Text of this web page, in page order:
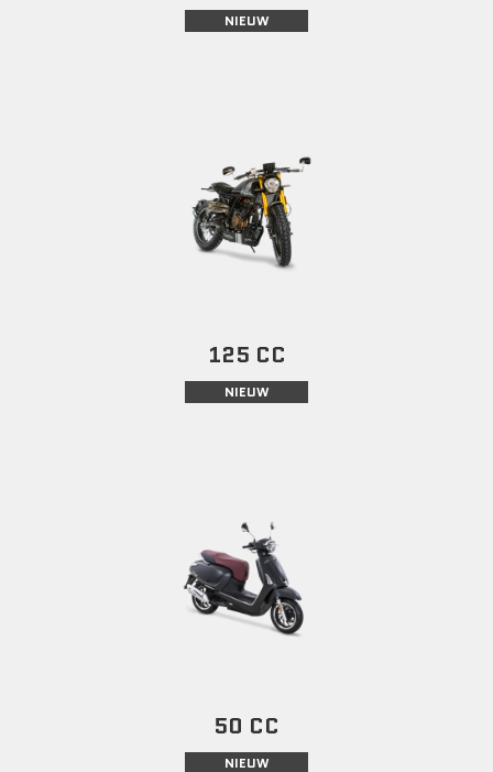
NIEUW
125 CC
NIEUW
50 CC
NIEUW